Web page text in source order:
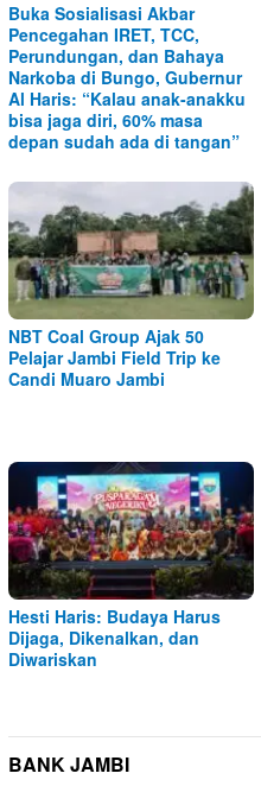
Buka Sosialisasi Akbar
Pencegahan IRET, TCC,
Perundungan, dan Bahaya
Narkoba di Bungo, Gubernur
Al Haris: “Kalau anak-anakku
bisa jaga diri, 60% masa
depan sudah ada di tangan”
NBT Coal Group Ajak 50
Pelajar Jambi Field Trip ke
Candi Muaro Jambi
Hesti Haris: Budaya Harus
Dijaga, Dikenalkan, dan
Diwariskan
BANK JAMBI